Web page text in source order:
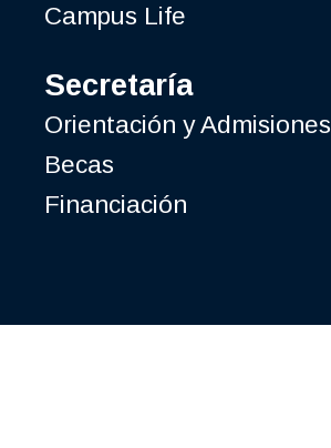
Campus Life
Secretaría
Orientación y Admisiones
Becas
Financiación